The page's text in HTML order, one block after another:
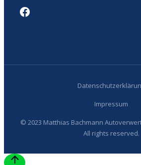
© 2023 Matthias Bachmann
All rights reserved.
Impressum